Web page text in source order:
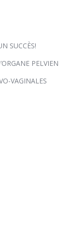
SUCCÈS!
PELVIEN
VAGINALES